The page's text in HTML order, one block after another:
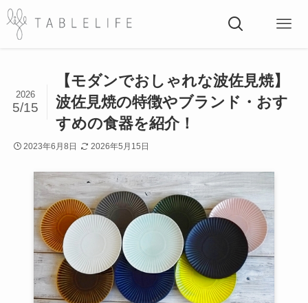
【モダンでおしゃれな波佐見焼】
波佐見焼の特徴やブランド・おす
すめの食器を紹介！
2026
5/15
2023年6月8日 2026年5月15日